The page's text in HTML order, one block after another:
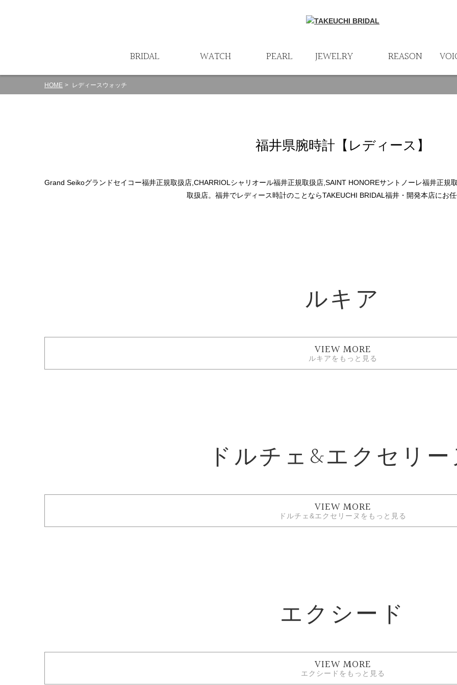
BRIDAL WATCH PEARL JEWELRY REASON
HOME レディースウォッチ
福井県腕時計【レディース】
Grand Seikoグランドセイコー福井正規取扱店,CHARRIOLシャリオール福井正規取扱店,SAINT HONOREサントノーレ福井正規
取扱店。福井でレディース時計のことならTAKEUCHI BRIDAL福井・開発本店にお
ルキア
VIEW MORE
ルキアをもっと見る
ドルチェ&エクセリ
VIEW MORE
ドルチェ&エクセリーヌをもっと見る
エクシード
VIEW MORE
エクシードをもっと見る